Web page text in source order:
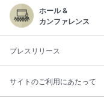
ホール &
カンファレンス
プレスリリース
サイトのご利用にあたって